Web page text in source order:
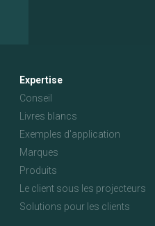
Expertise
Conseil
Livres blancs
Exemples d'application
Marques
Produits
Le client sous les projecteurs
Solutions pour les clients